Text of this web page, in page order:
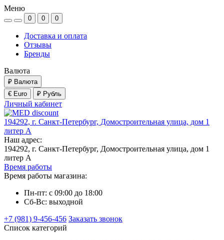
Меню
0 0 0
Доставка и оплата
Отзывы
Бренды
Валюта
₽ Валюта
€ Euro
₽ Рубль
Личный кабинет
194292, г. Санкт-Петербург, Домостроительная улица, дом 1
литер А
Наш адрес:
194292, г. Санкт-Петербург, Домостроительная улица, дом 1
литер А
Время работы
Время работы магазина:
Пн-пт: с 09:00 до 18:00
Сб-Вс: выходной
+7 (981) 9-456-456 Заказать звонок
Список категорий